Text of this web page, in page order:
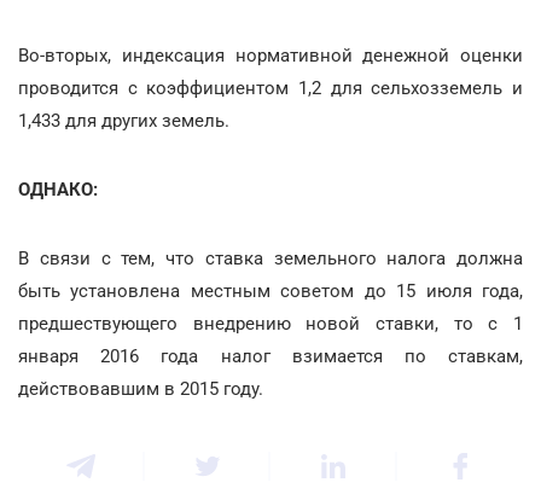
Во-вторых, индексация нормативной денежной оценки
проводится с коэффициентом 1,2 для сельхозземель и
1,433 для других земель.
ОДНАКО:
В связи с тем, что ставка земельного налога должна
быть установлена местным советом до 15 июля года,
предшествующего внедрению новой ставки, то с 1
января 2016 года налог взимается по ставкам,
действовавшим в 2015 году.